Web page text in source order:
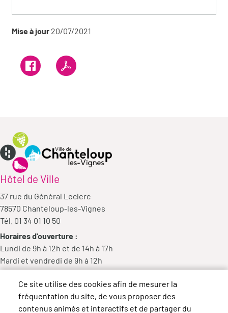
Mise à jour 20/07/2021
Hôtel de Ville
37 rue du Général Leclerc
78570 Chanteloup-les-Vignes
Tél. 01 34 01 10 50
Horaires d'ouverture :
Lundi de 9h à 12h et de 14h à 17h
Mardi et vendredi de 9h à 12h
Mercredi de 9h à 12h et de 14h à 18h
Jeudi de 14h à 17h
Ce site utilise des cookies afin de mesurer la
fréquentation du site, de vous proposer des
contenus animés et interactifs et de partager du